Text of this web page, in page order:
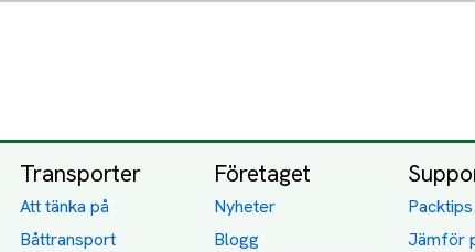
Transporter
Att tänka på
Båttransport
Företaget
Nyheter
Blogg
Packtips
Jämför